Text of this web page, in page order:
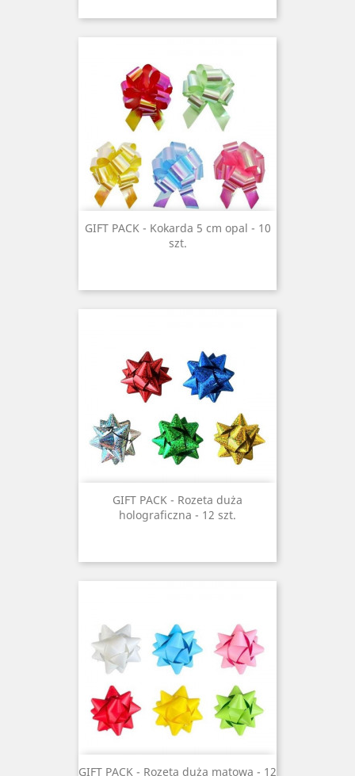
GIFT PACK - Kokarda 5 cm opal - 10
szt.
GIFT PACK - Rozeta duża
holograficzna - 12 szt.
GIFT PACK - Rozeta duża matowa - 12